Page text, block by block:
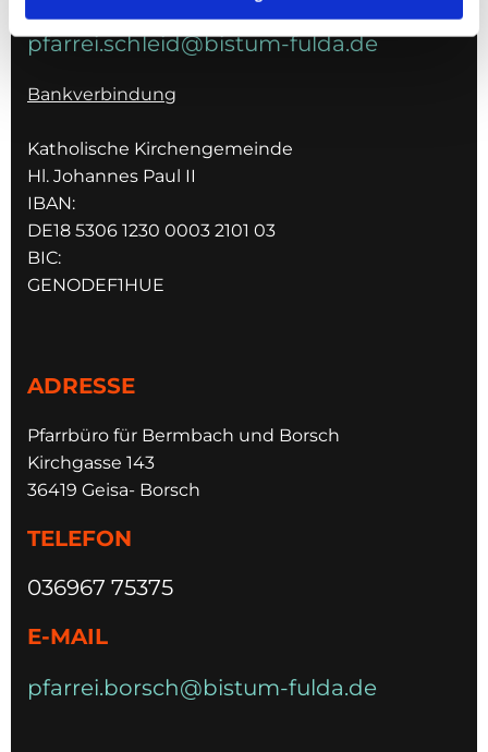
pfarrei.schleid@bistum-fulda.de
Bankverbindung
Katholische Kirchengemeinde
Hl. Johannes Paul II
IBAN:
DE18 5306 1230 0003 2101 03
BIC:
GENODEF1HUE
ADRESSE
Pfarrbüro für Bermbach und Borsch
Kirchgasse 143
36419 Geisa- Borsch
TELEFON
036967 75375
E-MAIL
pfarrei.borsch@bistum-fulda.de